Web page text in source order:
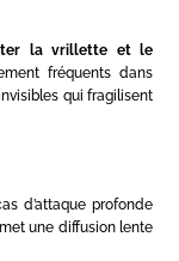
la vrillette et le
fréquents dans
qui fragilisent
d’attaque profonde
une diffusion lente